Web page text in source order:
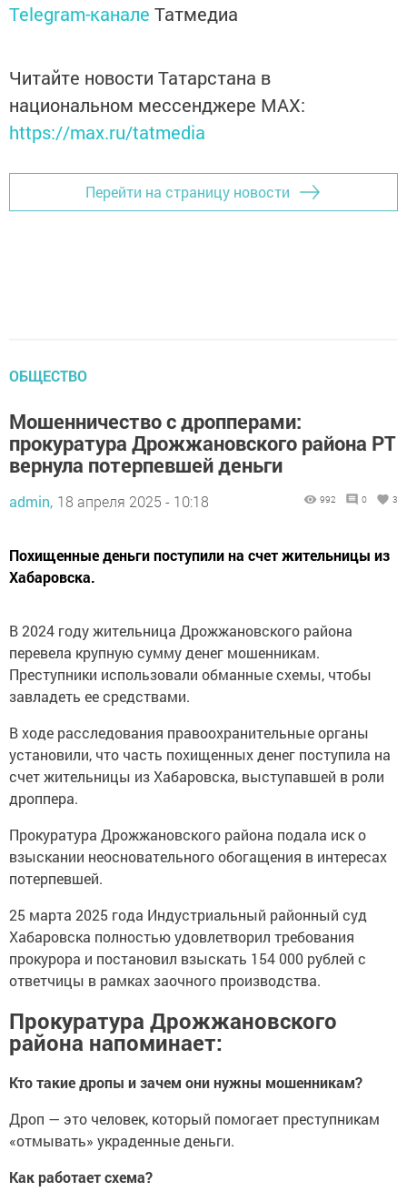
Telegram-канале Татмедиа
Читайте новости Татарстана в
национальном мессенджере MАХ:
https://max.ru/tatmedia
Перейти на страницу новости
ОБЩЕСТВО
Мошенничество с дропперами:
прокуратура Дрожжановского района РТ
вернула потерпевшей деньги
admin, 18 апреля 2025 - 10:18 992 0 3
Похищенные деньги поступили на счет жительницы из
Хабаровска.
В 2024 году жительница Дрожжановского района
перевела крупную сумму денег мошенникам.
Преступники использовали обманные схемы, чтобы
завладеть ее средствами.
В ходе расследования правоохранительные органы
установили, что часть похищенных денег поступила на
счет жительницы из Хабаровска, выступавшей в роли
дроппера.
Прокуратура Дрожжановского района подала иск о
взыскании неосновательного обогащения в интересах
потерпевшей.
25 марта 2025 года Индустриальный районный суд
Хабаровска полностью удовлетворил требования
прокурора и постановил взыскать 154 000 рублей с
ответчицы в рамках заочного производства.
Прокуратура Дрожжановского
района напоминает:
Кто такие дропы и зачем они нужны мошенникам?
Дроп — это человек, который помогает преступникам
«отмывать» украденные деньги.
Как работает схема?